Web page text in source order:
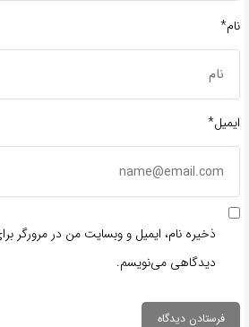
نام*
ایمیل*
ذخیره نام، ایمیل و وبسایت من در مرورگر
دیدگاهی می‌نویسم.